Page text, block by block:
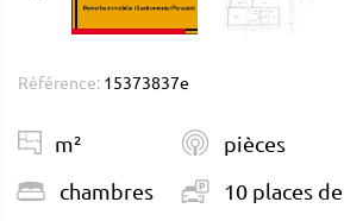
Référence: 15373837e
m²
chambres
pièces
10 places